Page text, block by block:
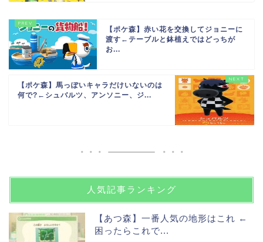
【ポケ森】赤い花を交換してジョニーに
渡す←テーブルと鉢植えではどっちが
お...
【ポケ森】馬っぽいキャラだけいないのは
何で?←シュバルツ、アンソニー、ジ...
人気記事ランキング
【あつ森】一番人気の地形はこれ ←
困ったらこれで...